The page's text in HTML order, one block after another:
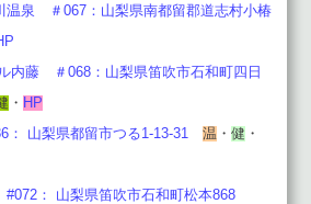
泉 ＃067：山梨県南都留郡道志村小椿
内藤 ＃068：山梨県笛吹市石和町四日
・ HP
山梨県都留市つる1-13-31
温 ・ 健 ・
： 山梨県笛吹市石和町松本868